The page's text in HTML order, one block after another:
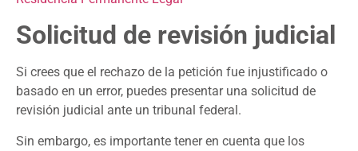
Solicitud de revisión judicial
Si crees que el rechazo de la petición fue injustificado o
basado en un error, puedes presentar una solicitud de
revisión judicial ante un tribunal federal.
Sin embargo, es importante tener en cuenta que los